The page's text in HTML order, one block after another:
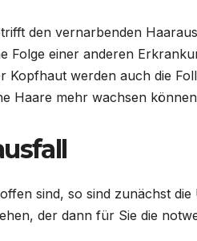
den vernarbenden
Folge einer anderen
werden auch die
Haare mehr wachsen
sind, so sind zunächst
der dann für Sie die